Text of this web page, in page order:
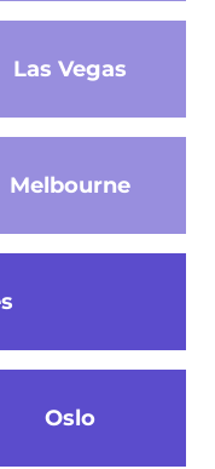
Las Vegas
Melbourne
Oslo